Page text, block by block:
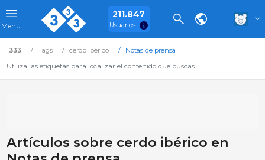
Menú
211.847
Usuarios
333 Tags cerdo ibérico
Notas de prensa
Utiliza las etiquetas para localizar el contenido que buscas.
Artículos sobre cerdo ibérico en